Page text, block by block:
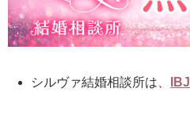
シルヴァ結婚相談所は、 IBJ